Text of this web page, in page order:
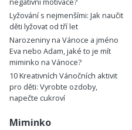
Lyžování s nejmenšími: Jak naučit
děti lyžovat od tří let
Narozeniny na Vánoce a jméno
Eva nebo Adam, jaké to je mít
miminko na Vánoce?
10 Kreativních Vánočních aktivit
pro děti: Vyrobte ozdoby,
napečte cukroví
Miminko